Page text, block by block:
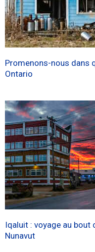
Promenons-nous dans
Ontario
Iqaluit : voyage au bout
Nunavut